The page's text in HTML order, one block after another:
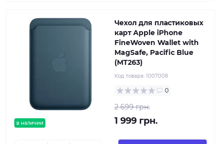
в наличии
Чехол для пластиковых
карт Apple iPhone
FineWoven Wallet with
MagSafe, Pacific Blue
(MT263)
Код товара: 1007008
0
2 699 грн.
1 999 грн.